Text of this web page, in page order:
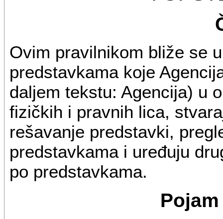
Ovim pravilnikom bliže se
predstavkama koje
daljem tekstu: Agencija) u
fizičkih i pravnih lica,
rešavanje predstavki,
predstavkama i uređuju
po predstavkama.